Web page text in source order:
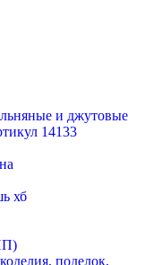
и джутовые
14133
хб
поделок,